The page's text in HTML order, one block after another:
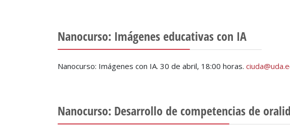
Nanocurso: Imágenes educativas con IA
Nanocurso: Imágenes con IA. 30 de abril, 18:00 horas.
Nanocurso: Desarrollo de competencias de